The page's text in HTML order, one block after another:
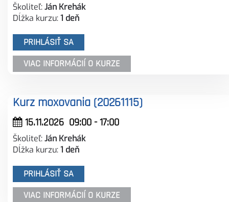
Školiteľ:Ján Krehák
Dĺžka kurzu:1 deň
PRIHLÁSIŤ SA
VIAC INFORMÁCIÍ O KURZE
Kurz moxovania (20261115)
15.11.2026 09:00-17:00
Školiteľ:Ján Krehák
Dĺžka kurzu:1 deň
PRIHLÁSIŤ SA
VIAC INFORMÁCIÍ O KURZE